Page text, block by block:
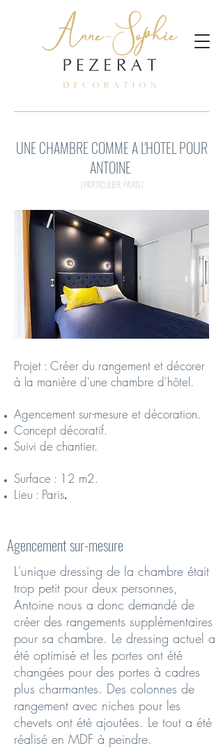
UNE CHAMBRE COMME A L'HOTEL POUR
ANTOINE
| PARTICULIER, PARIS |
Projet : Créer du rangement et décorer
à la manière d'une chambre d'hôtel.
Agencement sur-mesure et décoration.
Concept décoratif.
Suivi de chantier.
Surface : 12 m2.
Lieu : Paris.
Agencement sur-mesure
L'unique dressing de la chambre était
trop petit pour deux personnes,
Antoine nous a donc demandé de
créer des rangements supplémentaires
pour sa chambre. Le dressing actuel a
été optimisé et les portes ont été
changées pour des portes à cadres
plus charmantes. Des colonnes de
rangement avec niches pour les
chevets ont été ajoutées. Le tout a été
réalisé en MDF à peindre.